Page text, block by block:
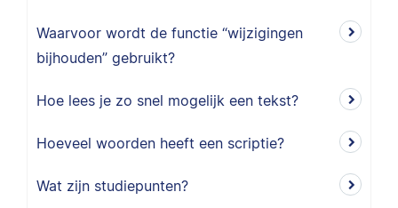
Waarvoor wordt de functie “wijzigingen
bijhouden” gebruikt?
Hoe lees je zo snel mogelijk een tekst?
Hoeveel woorden heeft een scriptie?
Wat zijn studiepunten?